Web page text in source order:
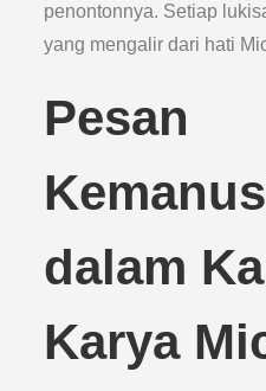
penontonnya. Setiap
yang mengalir dari hati
Pesan
dalam
Karya